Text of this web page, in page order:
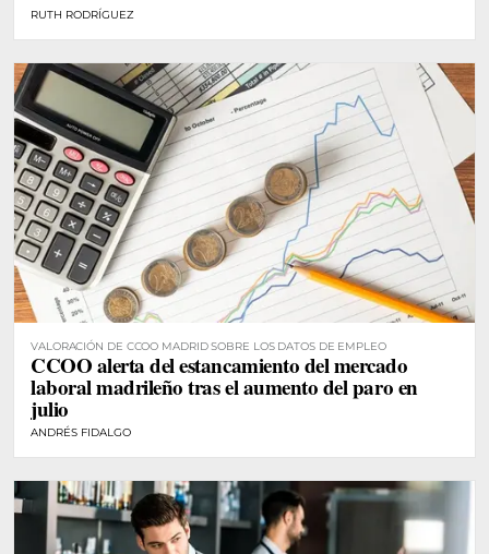
RUTH RODRÍGUEZ
VALORACIÓN DE CCOO MADRID SOBRE LOS DATOS DE EMPLEO
CCOO alerta del estancamiento del mercado
laboral madrileño tras el aumento del paro en
julio
ANDRÉS FIDALGO